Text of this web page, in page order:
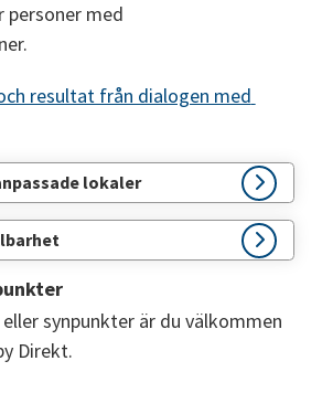
med
resultat från dialogen med
lokaler
synpunkter är du välkommen
Direkt.